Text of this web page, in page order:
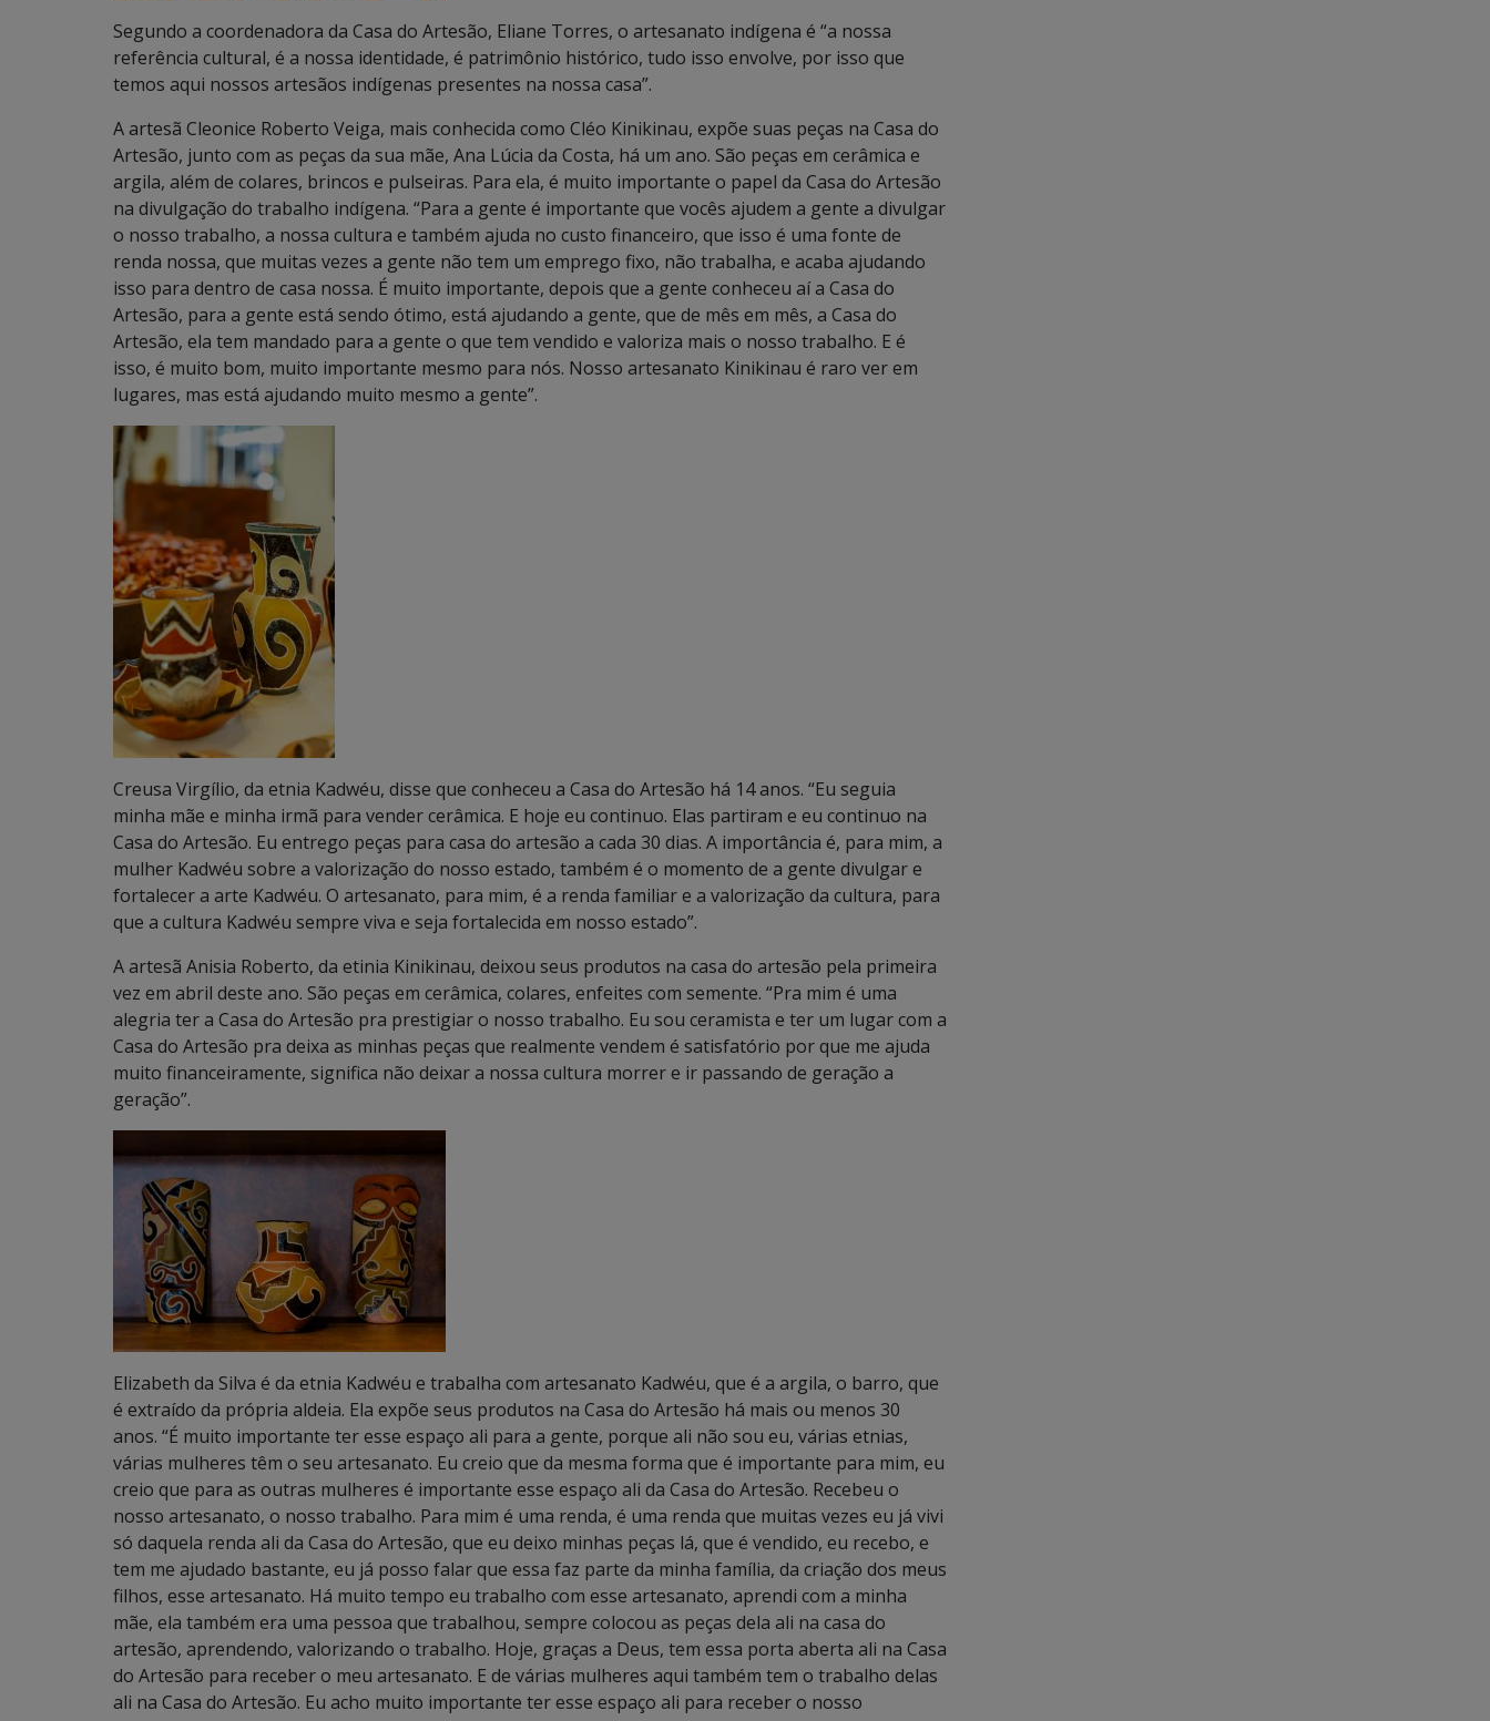
Segundo a coordenadora da Casa do Artesão, Eliane Torres, o artesanato indígena é “a nossa
referência cultural, é a nossa identidade, é patrimônio histórico, tudo isso envolve, por isso que
temos aqui nossos artesãos indígenas presentes na nossa casa”.
A artesã Cleonice Roberto Veiga, mais conhecida como Cléo Kinikinau, expõe suas peças na Casa do
Artesão, junto com as peças da sua mãe, Ana Lúcia da Costa, há um ano. São peças em cerâmica e
argila, além de colares, brincos e pulseiras. Para ela, é muito importante o papel da Casa do Artesão
na divulgação do trabalho indígena. “Para a gente é importante que vocês ajudem a gente a divulgar
o nosso trabalho, a nossa cultura e também ajuda no custo financeiro, que isso é uma fonte de
renda nossa, que muitas vezes a gente não tem um emprego fixo, não trabalha, e acaba ajudando
isso para dentro de casa nossa. É muito importante, depois que a gente conheceu aí a Casa do
Artesão, para a gente está sendo ótimo, está ajudando a gente, que de mês em mês, a Casa do
Artesão, ela tem mandado para a gente o que tem vendido e valoriza mais o nosso trabalho. E é
isso, é muito bom, muito importante mesmo para nós. Nosso artesanato Kinikinau é raro ver em
lugares, mas está ajudando muito mesmo a gente”.
Creusa Virgílio, da etnia Kadwéu, disse que conheceu a Casa do Artesão há 14 anos. “Eu seguia
minha mãe e minha irmã para vender cerâmica. E hoje eu continuo. Elas partiram e eu continuo na
Casa do Artesão. Eu entrego peças para casa do artesão a cada 30 dias. A importância é, para mim, a
mulher Kadwéu sobre a valorização do nosso estado, também é o momento de a gente divulgar e
fortalecer a arte Kadwéu. O artesanato, para mim, é a renda familiar e a valorização da cultura, para
que a cultura Kadwéu sempre viva e seja fortalecida em nosso estado”.
A artesã Anisia Roberto, da etinia Kinikinau, deixou seus produtos na casa do artesão pela primeira
vez em abril deste ano. São peças em cerâmica, colares, enfeites com semente. “Pra mim é uma
alegria ter a Casa do Artesão pra prestigiar o nosso trabalho. Eu sou ceramista e ter um lugar com a
Casa do Artesão pra deixa as minhas peças que realmente vendem é satisfatório por que me ajuda
muito financeiramente, significa não deixar a nossa cultura morrer e ir passando de geração a
geração”.
Elizabeth da Silva é da etnia Kadwéu e trabalha com artesanato Kadwéu, que é a argila, o barro, que
é extraído da própria aldeia. Ela expõe seus produtos na Casa do Artesão há mais ou menos 30
anos. “É muito importante ter esse espaço ali para a gente, porque ali não sou eu, várias etnias,
várias mulheres têm o seu artesanato. Eu creio que da mesma forma que é importante para mim, eu
creio que para as outras mulheres é importante esse espaço ali da Casa do Artesão. Recebeu o
nosso artesanato, o nosso trabalho. Para mim é uma renda, é uma renda que muitas vezes eu já vivi
só daquela renda ali da Casa do Artesão, que eu deixo minhas peças lá, que é vendido, eu recebo, e
tem me ajudado bastante, eu já posso falar que essa faz parte da minha família, da criação dos meus
filhos, esse artesanato. Há muito tempo eu trabalho com esse artesanato, aprendi com a minha
mãe, ela também era uma pessoa que trabalhou, sempre colocou as peças dela ali na casa do
artesão, aprendendo, valorizando o trabalho. Hoje, graças a Deus, tem essa porta aberta ali na Casa
do Artesão para receber o meu artesanato. E de várias mulheres aqui também tem o trabalho delas
ali na Casa do Artesão. Eu acho muito importante ter esse espaço ali para receber o nosso